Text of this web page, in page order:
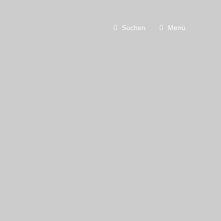
Suchen Menü